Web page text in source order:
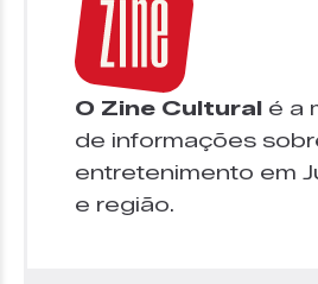
O Zine Cultural é a
de informações
entretenimento em
e região.